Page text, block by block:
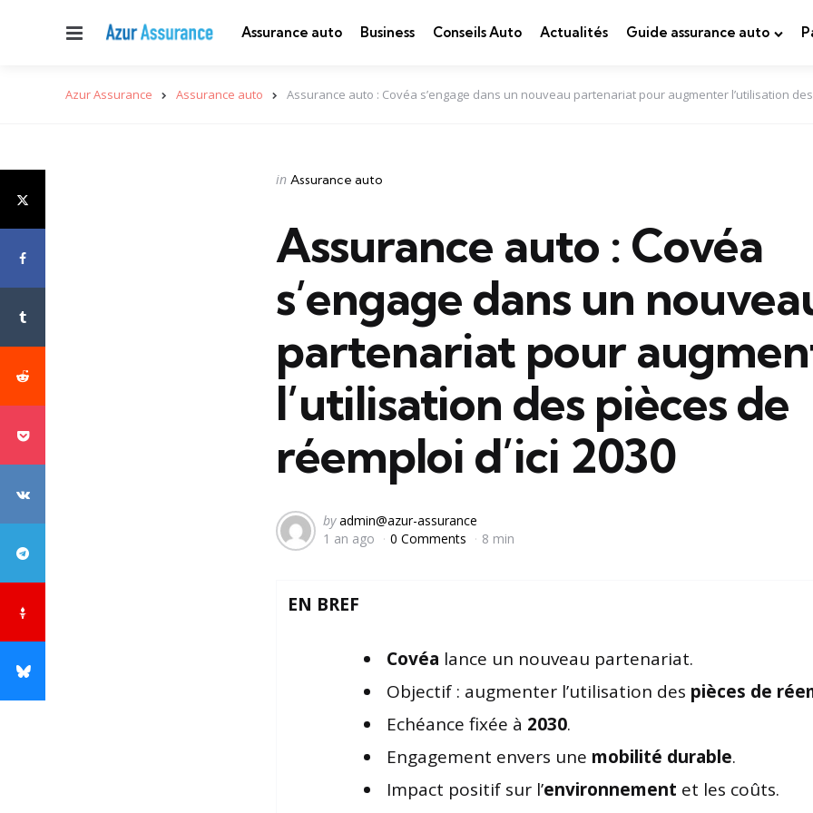
Menu Assurance auto Business Conseils Auto Actualités Guide assurance auto
Azur Assurance Assurance auto Assurance auto : Covéa s’engage dans un nouveau partenariat pour augmenter l’utilisation
Categories
Posted
in Assurance auto
Assurance auto : Covéa
s’engage dans un
partenariat pour
l’utilisation des pièces de
réemploi d’ici 2030
Posted
by
by admin@azur-assurance
1 an ago
0 Comments 8 min
EN BREF
Covéa lance un nouveau partenariat.
Objectif : augmenter l’utilisation des pièces de
Echéance fixée à 2030.
Engagement envers une mobilité durable.
Impact positif sur l’environnement et les coûts.